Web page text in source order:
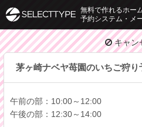
キャン
茅ヶ崎ナベヤ苺園のいちご狩り
午前の部：10:00～12:00
午後の部：12:30～14:00
無料で作れるホー
予約システム・メ